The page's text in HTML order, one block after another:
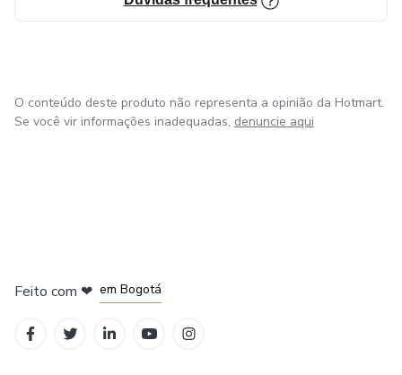
O conteúdo deste produto não representa a opinião da Hotmart.
Se você vir informações inadequadas, denuncie aqui
Feito com ❤ em Bogotá